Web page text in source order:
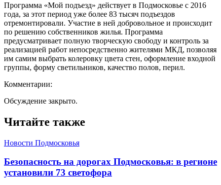
Программа «Мой подъезд» действует в Подмосковье с 2016
года, за этот период уже более 83 тысяч подъездов
отремонтировали. Участие в ней добровольное и происходит
по решению собственников жилья. Программа
предусматривает полную творческую свободу и контроль за
реализацией работ непосредственно жителями МКД, позволяя
им самим выбрать колеровку цвета стен, оформление входной
группы, форму светильников, качество полов, перил.
Комментарии:
Обсуждение закрыто.
Читайте также
Новости Подмосковья
Безопасность на дорогах Подмосковья: в регионе
установили 73 светофора